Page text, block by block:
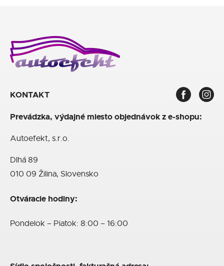
KONTAKT
Prevádzka, výdajné miesto objednávok z e-shopu:
Autoefekt, s.r.o.
Dlhá 89
010 09 Žilina, Slovensko
Otváracie hodiny:
Pondelok – Piatok: 8:00 – 16:00